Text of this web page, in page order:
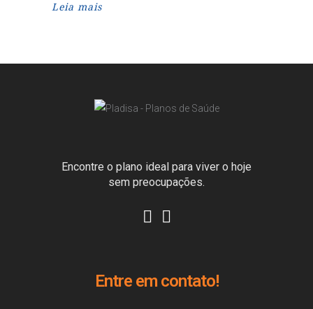
Leia mais
Encontre o plano ideal para viver o hoje
sem preocupações.
Entre em contato!